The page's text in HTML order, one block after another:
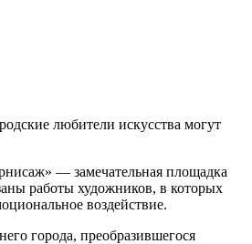
любители искусства могут
— замечательная площадка
работы художников, в которых
воздействие.
города, преобразившегося